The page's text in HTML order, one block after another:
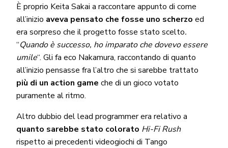
È proprio Keita Sakai a raccontare appunto di come
all’inizio aveva pensato che fosse uno scherzo ed
era sorpreso che il progetto fosse stato scelto.
“Quando è successo, ho imparato che dovevo essere
umile“. Gli fa eco Nakamura, raccontando di quanto
all’inizio pensasse fra l’altro che si sarebbe trattato
più di un action game che di un gioco votato
puramente al ritmo.
Altro dubbio del lead programmer era relativo a
quanto sarebbe stato colorato Hi-Fi Rush
rispetto ai precedenti videogiochi di Tango